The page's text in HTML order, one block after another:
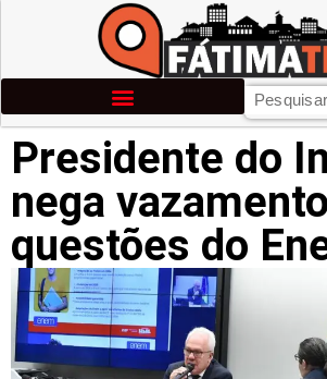
Presidente do
nega
questões do